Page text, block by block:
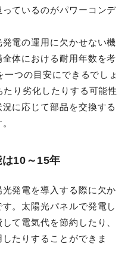
ているのがパワーコンデ
電の運用に欠かせない機
体における耐用年数を考
つの目安にできるでしょ
り劣化したりする可能性
に応じて部品を交換する
10～15年
発電を導入する際に欠か
。太陽光パネルで発電し
て電気代を節約したり、
たりすることができま